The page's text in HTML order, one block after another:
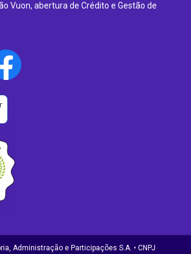
Vuon, abertura de Crédito e Gestão de
Administração e Participações S.A. • CNPJ